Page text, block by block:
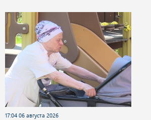
17:04 06 августа 2026